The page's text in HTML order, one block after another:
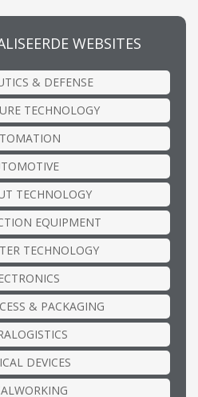
WEBSITES
& DEFENSE
TECHNOLOGY
TECHNOLOGY
EQUIPMENT
TECHNOLOGY
& PACKAGING
DEVICES